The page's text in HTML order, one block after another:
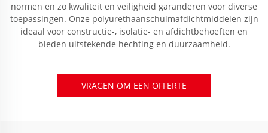
normen en zo kwaliteit en veiligheid garanderen voor diverse
toepassingen. Onze polyurethaanschuimafdichtmiddelen zijn
ideaal voor constructie-, isolatie- en afdichtbehoeften en
bieden uitstekende hechting en duurzaamheid.
VRAGEN OM EEN OFFERTE